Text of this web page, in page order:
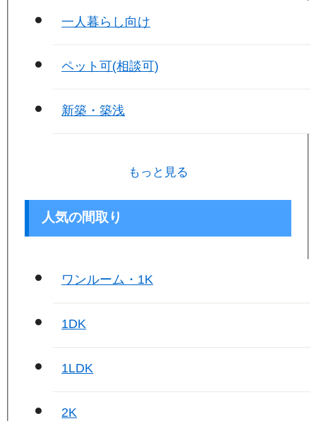
一人暮らし向け
ペット可(相談可)
新築・築浅
もっと見る
人気の間取り
ワンルーム・1K
1DK
1LDK
2K